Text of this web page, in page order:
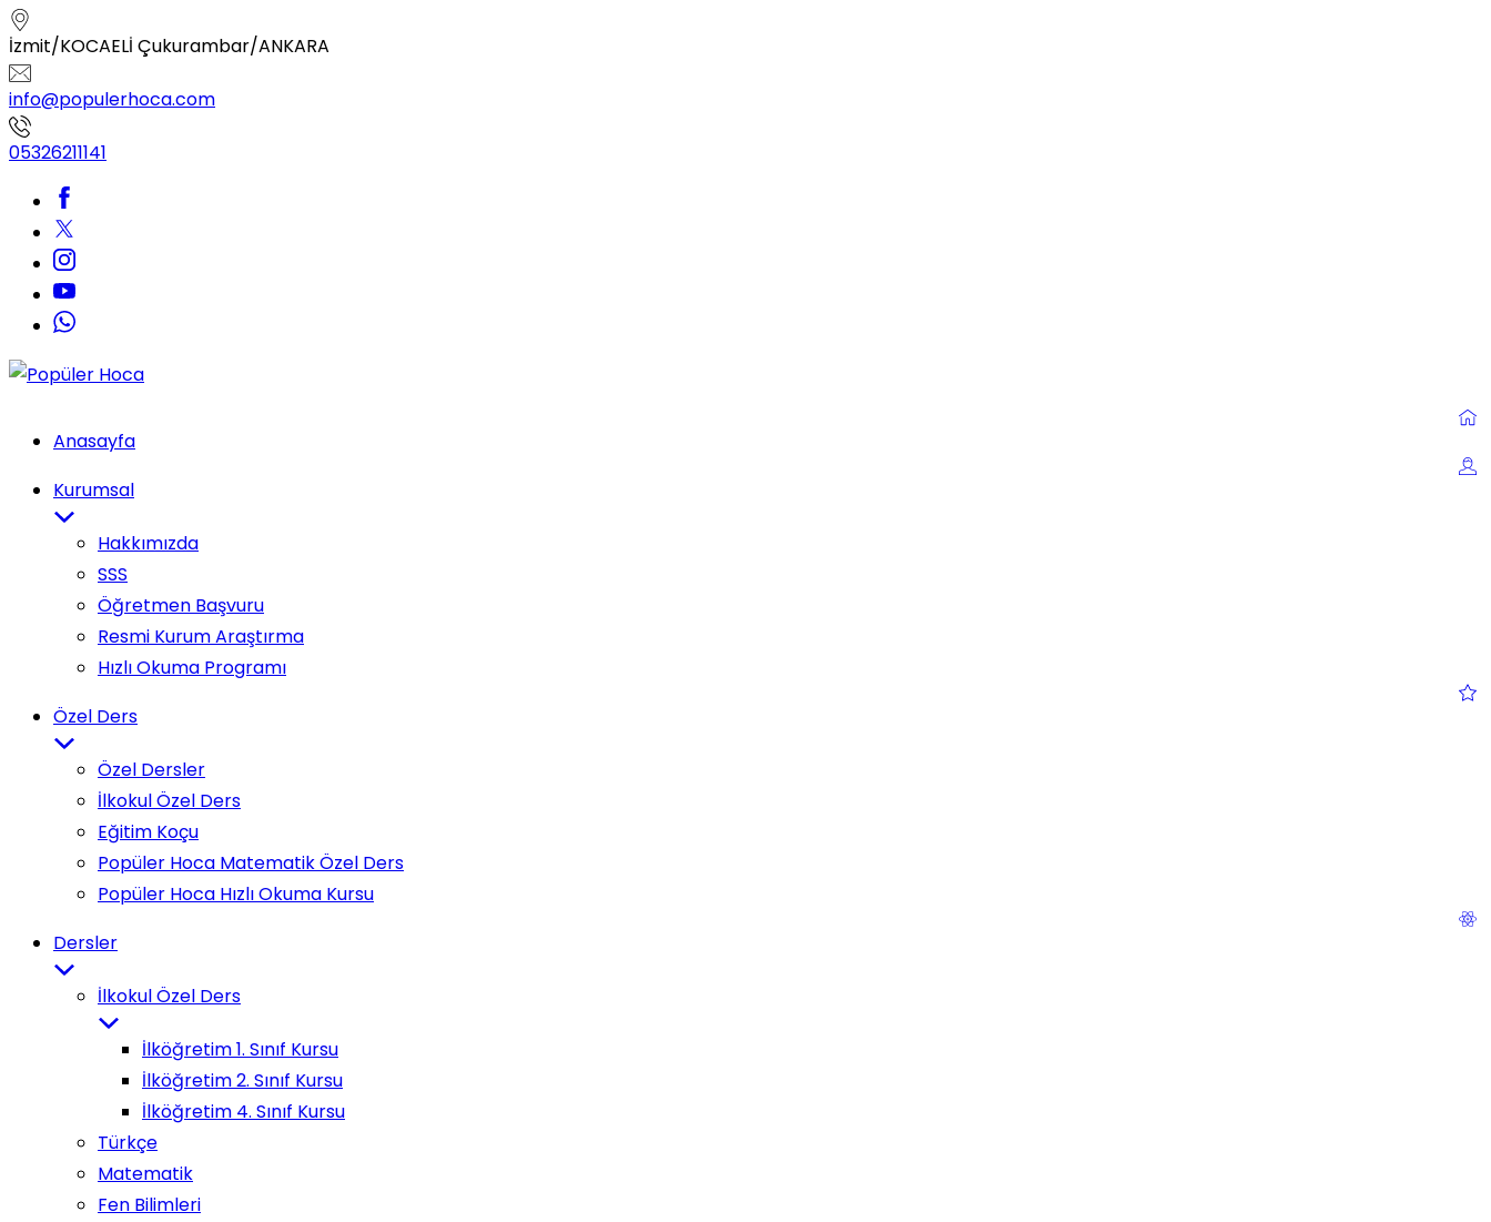
İzmit/KOCAELİ Çukurambar/ANKARA
info@populerhoca.com
05326211141
Anasayfa
Kurumsal
Hakkımızda
SSS
Öğretmen Başvuru
Resmi Kurum Araştırma
Hızlı Okuma Programı
Özel Ders
Özel Dersler
İlkokul Özel Ders
Eğitim Koçu
Popüler Hoca Matematik Özel Ders
Popüler Hoca Hızlı Okuma Kursu
Dersler
İlkokul Özel Ders
İlköğretim 1. Sınıf Kursu
İlköğretim 2. Sınıf Kursu
İlköğretim 4. Sınıf Kursu
Türkçe
Matematik
Fen Bilimleri